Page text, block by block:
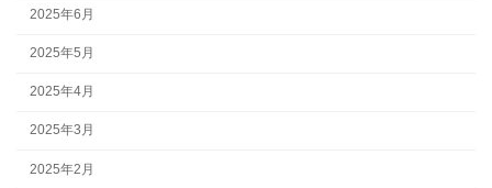
2025年6月
2025年5月
2025年4月
2025年3月
2025年2月